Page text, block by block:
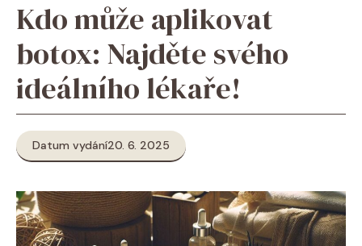
Kdo může aplikovat
botox: Najděte svého
ideálního lékaře!
Datum vydání20. 6. 2025